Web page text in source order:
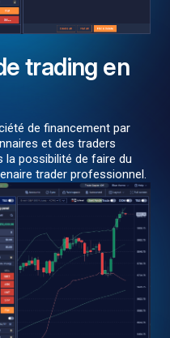
trading en
de financement par
et des traders
possibilité de faire du
trader professionnel.